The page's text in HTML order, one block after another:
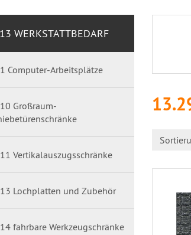
13 WERKSTATTBEDARF
Computer-Arbeitsplätze
Großraum-
Vertikalauszugsschränke
Lochplatten und Zubehör
fahrbare Werkzeugschränke